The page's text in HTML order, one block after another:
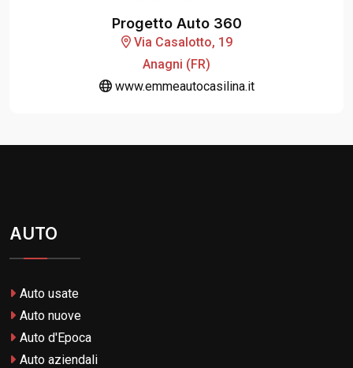
Progetto Auto 360
Via Casalotto, 19
Anagni (FR)
www.emmeautocasilina.it
AUTO
Auto usate
Auto nuove
Auto d'Epoca
Auto aziendali